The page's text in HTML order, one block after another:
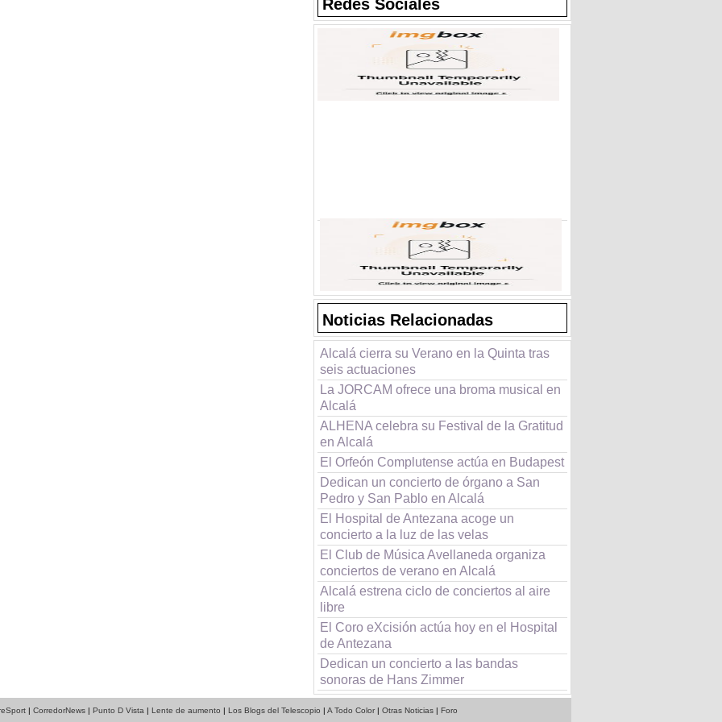
Redes Sociales
Noticias Relacionadas
Alcalá cierra su Verano en la Quinta tras
seis actuaciones
La JORCAM ofrece una broma musical en
Alcalá
ALHENA celebra su Festival de la Gratitud
en Alcalá
El Orfeón Complutense actúa en Budapest
Dedican un concierto de órgano a San
Pedro y San Pablo en Alcalá
El Hospital de Antezana acoge un
concierto a la luz de las velas
El Club de Música Avellaneda organiza
conciertos de verano en Alcalá
Alcalá estrena ciclo de conciertos al aire
libre
El Coro eXcisión actúa hoy en el Hospital
de Antezana
Dedican un concierto a las bandas
sonoras de Hans Zimmer
| CorredorNews| Punto D Vista | Lente de aumento | Los Blogs del Telescopio | A Todo Color| Otras Noticias| Foro